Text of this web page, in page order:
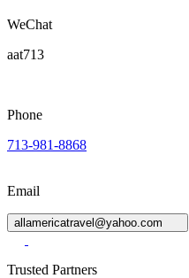
WeChat
aat713
Phone
713-981-8868
Email
allamericatravel@yahoo.com
Trusted Partners